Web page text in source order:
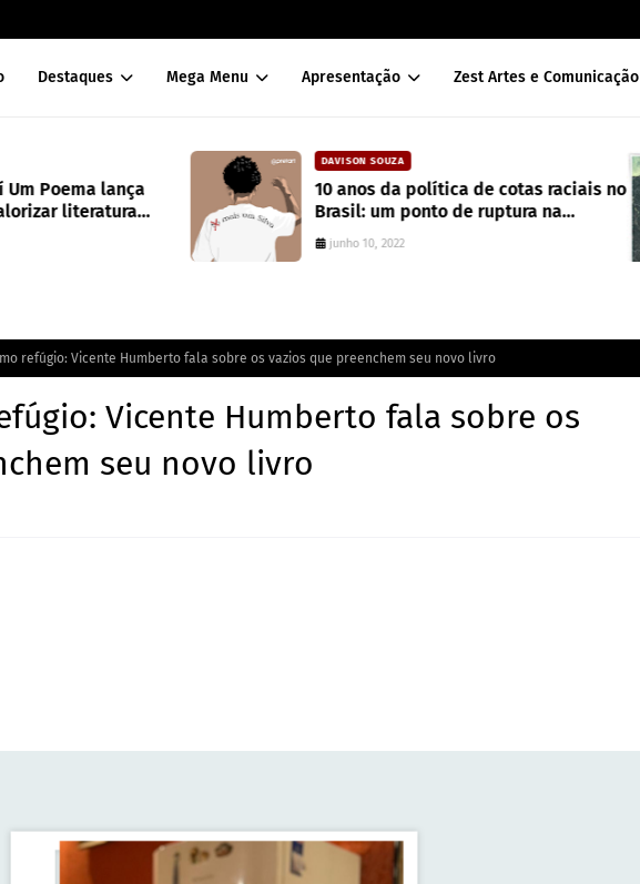
Destaques Mega Menu Apresentação Zest Artes e Comunicação
Um Poema lança
literatura
DAVISON SOUZA
10 anos da política de cotas raciais no
Brasil: um ponto de ruptura na
colonialidade
junho 10, 2022
refúgio: Vicente Humberto fala sobre os vazios que preenchem seu novo livro
Vicente Humberto fala sobre os
seu novo livro